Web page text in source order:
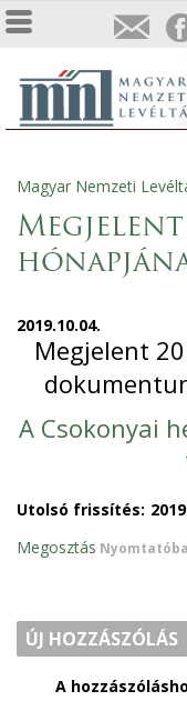
Jelenlegi
hely
Magyar Nemzeti
Megjelent
2019.10.04.
Megjelent
A Csokonyai
Utolsó frissítés:
Megosztás
ÚJ HOZZÁSZÓLÁS
A